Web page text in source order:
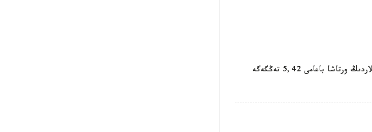
ەسكە سالايىق، 4-قاراشا كۇندىزگى ساۋدا-ساتتىق قورىتىندىسى بويىنشا دوللاردىڭ ورتاشا باعامى 5,42 تەڭگەگە